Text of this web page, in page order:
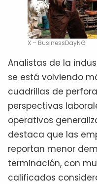
X – BusinessDayNG
Analistas de la
se está volviendo
cuadrillas de
perspectivas
operativos
destaca que las
reportan menor
terminación, con
calificados